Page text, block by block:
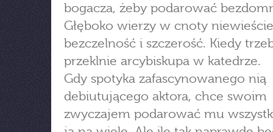
bogacza, żeby podarować
Głęboko wierzy w cnoty
bezczelność i szczerość. Kiedy
przeklnie arcybiskupa w katedrze.
Gdy spotyka zafascynowanego nią
debiutującego aktora, chce swoim
zwyczajem podarować mu